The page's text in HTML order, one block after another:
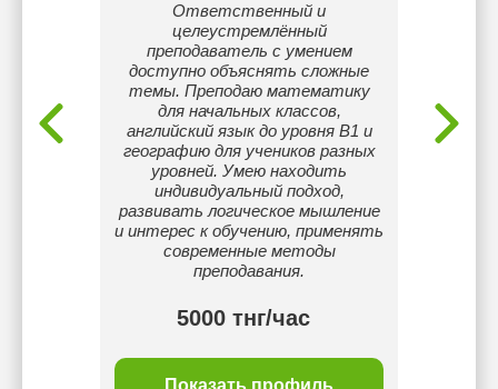
-
Ответственный и
целеустремлённый
преподаватель с умением
доступно объяснять сложные
темы. Преподаю математику
для начальных классов,
английский язык до уровня B1 и
географию для учеников разных
уровней. Умею находить
индивидуальный подход,
развивать логическое мышление
и интерес к обучению, применять
современные методы
преподавания.
5000 тнг/час
Показать профиль